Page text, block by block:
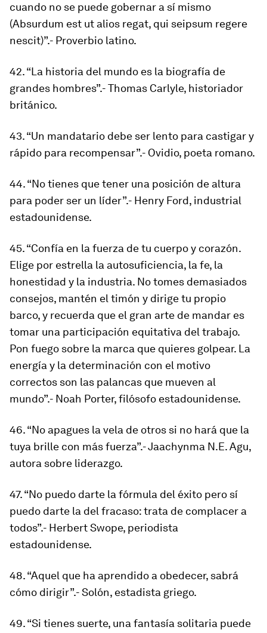
cuando no se puede gobernar a sí mismo
(Absurdum est ut alios regat, qui seipsum regere
nescit)”.- Proverbio latino.
42. “La historia del mundo es la biografía de
grandes hombres”.- Thomas Carlyle, historiador
británico.
43. “Un mandatario debe ser lento para castigar y
rápido para recompensar”.- Ovidio, poeta romano.
44. “No tienes que tener una posición de altura
para poder ser un líder”.- Henry Ford, industrial
estadounidense.
45. “Confía en la fuerza de tu cuerpo y corazón.
Elige por estrella la autosuficiencia, la fe, la
honestidad y la industria. No tomes demasiados
consejos, mantén el timón y dirige tu propio
barco, y recuerda que el gran arte de mandar es
tomar una participación equitativa del trabajo.
Pon fuego sobre la marca que quieres golpear. La
energía y la determinación con el motivo
correctos son las palancas que mueven al
mundo”.- Noah Porter, filósofo estadounidense.
46. “No apagues la vela de otros si no hará que la
tuya brille con más fuerza”.- Jaachynma N.E. Agu,
autora sobre liderazgo.
47. “No puedo darte la fórmula del éxito pero sí
puedo darte la del fracaso: trata de complacer a
todos”.- Herbert Swope, periodista
estadounidense.
48. “Aquel que ha aprendido a obedecer, sabrá
cómo dirigir”.- Solón, estadista griego.
49. “Si tienes suerte, una fantasía solitaria puede